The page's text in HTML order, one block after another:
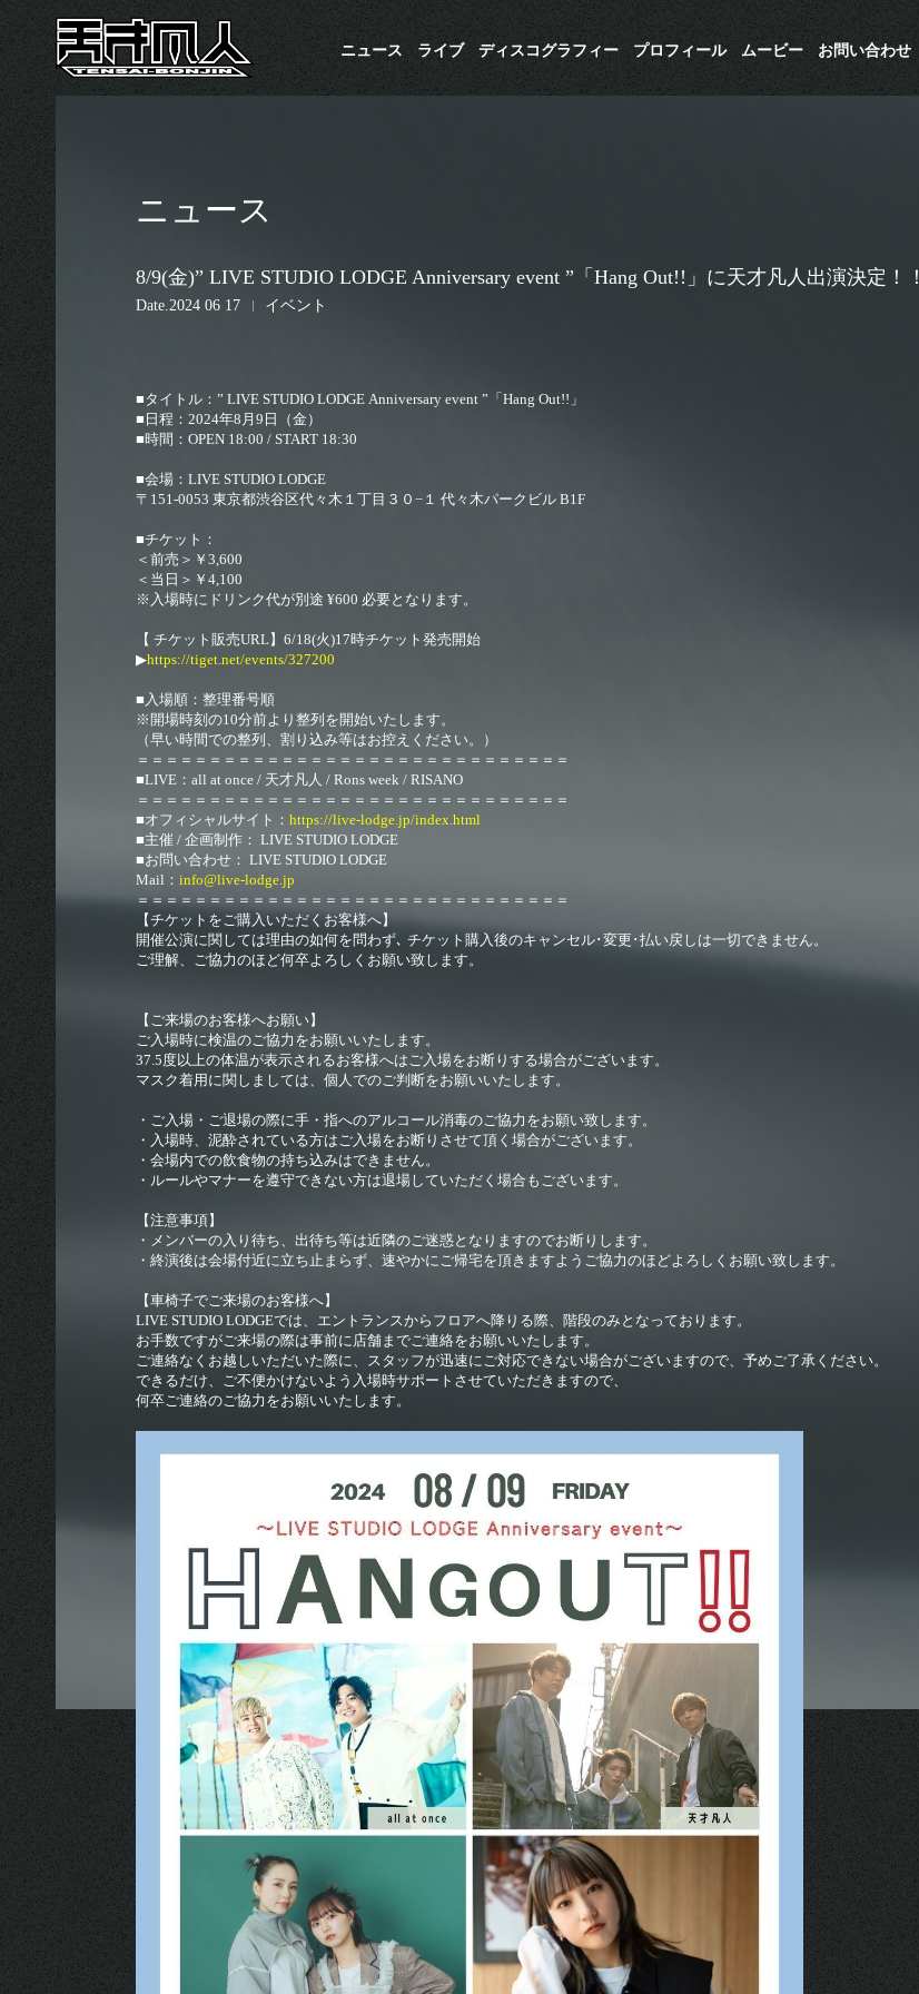
ニュース ライブ ​ディスコグラフィー プロフィール ムービー お問い合わせ
ニュース
8/9(金)” LIVE STUDIO LODGE Anniversary event ”「Hang Out!!」に天才凡人出演決定！！
Date 2024 06 17 イベント
■タイトル：” LIVE STUDIO LODGE Anniversary event ”「Hang Out!!」
■日程：2024年8月9日（金）
■時間：OPEN 18:00 / START 18:30
■会場：LIVE STUDIO LODGE
〒151-0053 東京都渋谷区代々木１丁目３０−１ 代々木パークビル B1F
■チケット：
＜前売＞￥3,600
＜当日＞￥4,100
※入場時にドリンク代が別途 ¥600 必要となります。
【 チケット販売URL】6/18(火)17時チケット発売開始
▶︎https://tiget.net/events/327200
■入場順：整理番号順
※開場時刻の10分前より整列を開始いたします。
（早い時間での整列、割り込み等はお控えください。）
＝＝＝＝＝＝＝＝＝＝＝＝＝＝＝＝＝＝＝＝＝＝＝＝＝＝＝＝＝＝
■LIVE：all at once / 天才凡人 / Rons week / RISANO
＝＝＝＝＝＝＝＝＝＝＝＝＝＝＝＝＝＝＝＝＝＝＝＝＝＝＝＝＝＝
■オフィシャルサイト： https://live-lodge.jp/index.html
■主催 / 企画制作： LIVE STUDIO LODGE
■お問い合わせ： LIVE STUDIO LODGE
Mail： info@live-lodge.jp
＝＝＝＝＝＝＝＝＝＝＝＝＝＝＝＝＝＝＝＝＝＝＝＝＝＝＝＝＝＝
【チケットをご購入いただくお客様へ】
開催公演に関しては理由の如何を問わず､ チケット購入後のキャンセル･変更･払い戻しは一切できません。
ご理解、ご協力のほど何卒よろしくお願い致します。
【ご来場のお客様へお願い】
ご入場時に検温のご協力をお願いいたします。
37.5度以上の体温が表示されるお客様へはご入場をお断りする場合がございます。
マスク着用に関しましては、個人でのご判断をお願いいたします。
・ご入場・ご退場の際に手・指へのアルコール消毒のご協力をお願い致します。
・入場時、泥酔されている方はご入場をお断りさせて頂く場合がございます。
・会場内での飲食物の持ち込みはできません。
・ルールやマナーを遵守できない方は退場していただく場合もございます。
【注意事項】
・メンバーの入り待ち、出待ち等は近隣のご迷惑となりますのでお断りします。
・終演後は会場付近に立ち止まらず、速やかにご帰宅を頂きますようご協力のほどよろしくお願い致します。
【車椅子でご来場のお客様へ】
LIVE STUDIO LODGEでは、エントランスからフロアへ降りる際、階段のみとなっております。
お手数ですがご来場の際は事前に店舗までご連絡をお願いいたします。
ご連絡なくお越しいただいた際に、スタッフが迅速にご対応できない場合がございますので、予めご了承ください。
できるだけ、ご不便かけないよう入場時サポートさせていただきますので、
何卒ご連絡のご協力をお願いいたします。
© 2026 euclid agency All Rigthts Reserverd. Powered by
SKIYAKI Inc.